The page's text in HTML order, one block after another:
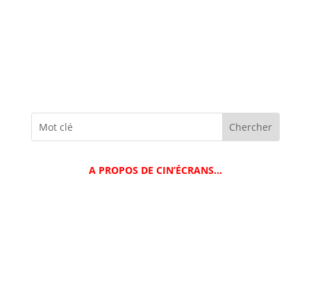
A PROPOS DE CIN’ÉCRANS…